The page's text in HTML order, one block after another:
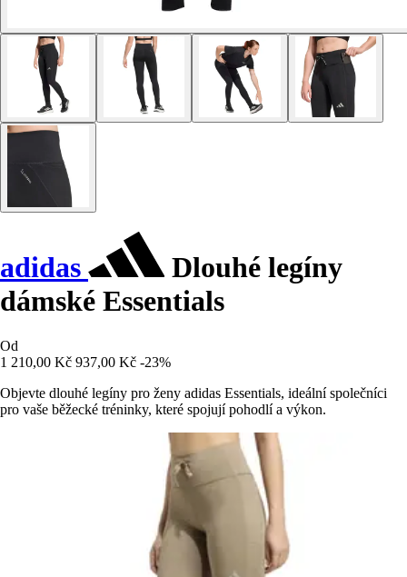
adidas
Dlouhé legíny
dámské Essentials
Od
1 210,00 Kč 937,00 Kč -23%
Objevte dlouhé legíny pro ženy adidas Essentials, ideální společníci
pro vaše běžecké tréninky, které spojují pohodlí a výkon.